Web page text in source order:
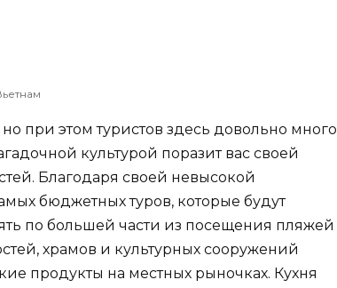
при этом туристов здесь довольно много
культурой поразит вас своей
Благодаря своей невысокой
бюджетных туров, которые будут
по большей части из посещения пляжей
храмов и культурных сооружений
продукты на местных рыночках. Кухня